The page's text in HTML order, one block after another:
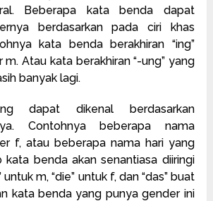
Beberapa kata benda dapat
berdasarkan pada ciri khas
kata benda berakhiran “ing”
Atau kata berakhiran “-ung” yang
banyak lagi.
dapat dikenal berdasarkan
Contohnya beberapa nama
f, atau beberapa nama hari yang
kata benda akan senantiasa diiringi
m, “die” untuk f, dan “das” buat
kata benda yang punya gender ini